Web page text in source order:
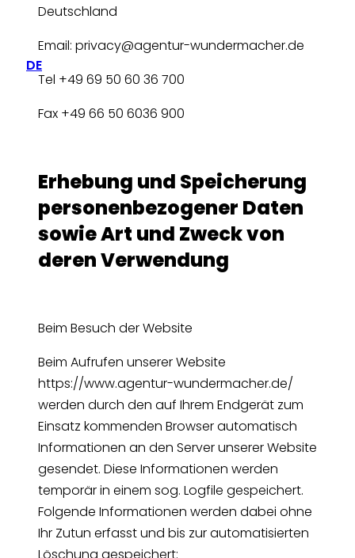
DE
Deutschland
Email: privacy@agentur-wundermacher.de
Tel +49 69 50 60 36 700
Fax +49 66 50 6036 900
Erhebung und Speicherung
personenbezogener Daten
sowie Art und Zweck von
deren Verwendung
Beim Besuch der Website
Beim Aufrufen unserer Website
https://www.agentur-wundermacher.de/
werden durch den auf Ihrem Endgerät zum
Einsatz kommenden Browser automatisch
Informationen an den Server unserer Website
gesendet. Diese Informationen werden
temporär in einem sog. Logfile gespeichert.
Folgende Informationen werden dabei ohne
Ihr Zutun erfasst und bis zur automatisierten
Löschung gespeichert: